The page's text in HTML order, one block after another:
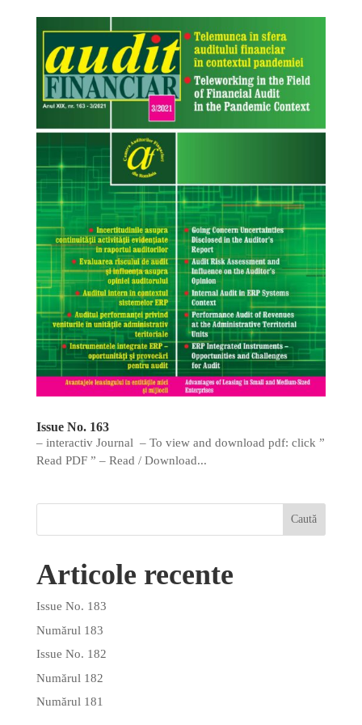
Issue No. 163
– interactiv Journal – To view and download pdf: click ”
Read PDF ” – Read / Download...
Articole recente
Issue No. 183
Numărul 183
Issue No. 182
Numărul 182
Numărul 181